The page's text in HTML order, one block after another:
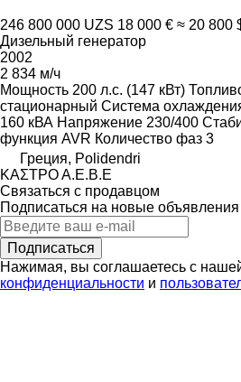
246 800 000 UZS 18 000 € ≈ 20 800
Дизельный генератор
2002
2 834 м/ч
Мощность 200 л.с. (147 кВт)
стационарный Система
160 кВА Напряжение 230/400
функция AVR Количество фаз 3
Греция, Polidendri
ΚΑΣΤΡΟ Α.Ε.Β.Ε
Связаться с продавцом
Подписаться на новые
Подписаться
Нажимая, вы соглашаетесь с
конфиденциальности и